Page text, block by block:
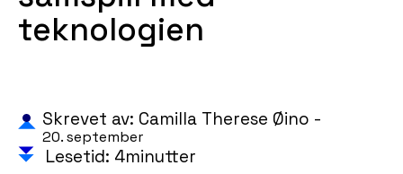
teknologien
Skrevet av: Camilla Therese Øino -
20. september
Lesetid: 4minutter